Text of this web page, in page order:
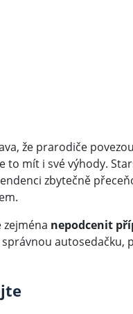
že prarodiče
mít i své výhody.
zbytečně
nepodcenit
autosedačku,